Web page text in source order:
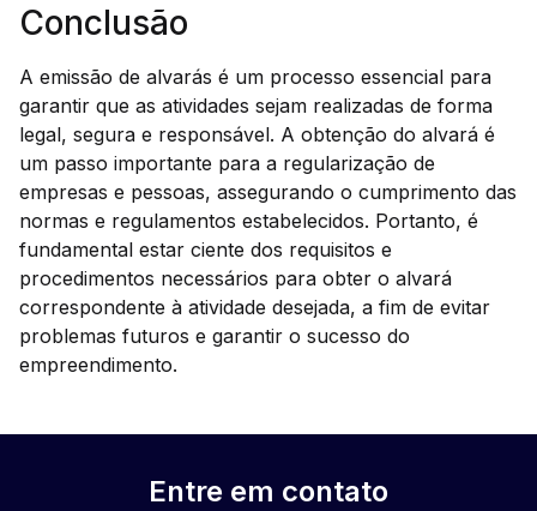
Conclusão
A emissão de alvarás é um processo essencial para
garantir que as atividades sejam realizadas de forma
legal, segura e responsável. A obtenção do alvará é
um passo importante para a regularização de
empresas e pessoas, assegurando o cumprimento das
normas e regulamentos estabelecidos. Portanto, é
fundamental estar ciente dos requisitos e
procedimentos necessários para obter o alvará
correspondente à atividade desejada, a fim de evitar
problemas futuros e garantir o sucesso do
empreendimento.
Entre em contato